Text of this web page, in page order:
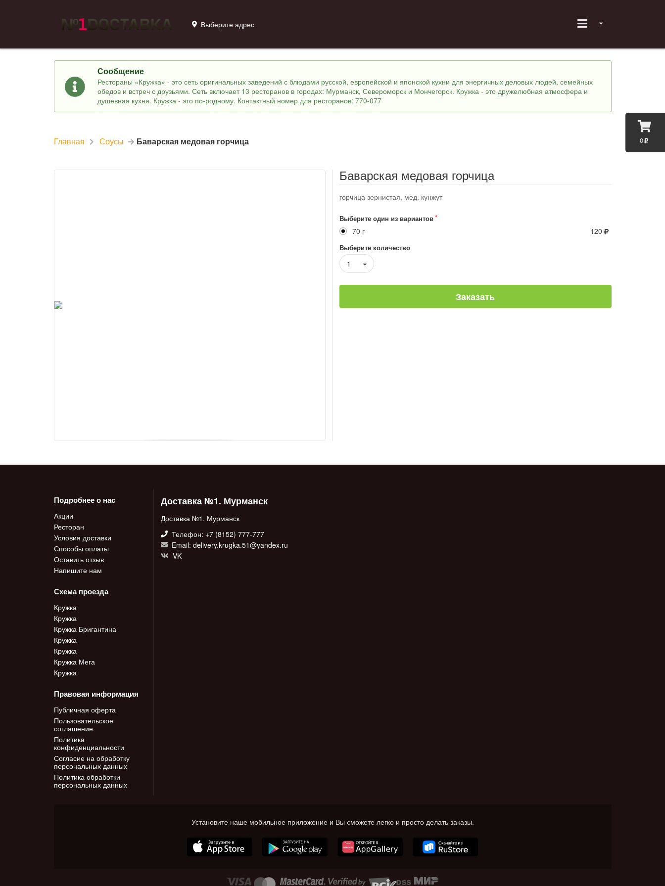
0
Выберите адрес
Сообщение
Рестораны «Кружка» - это сеть оригинальных заведений с блюдами русской, европейской и японской кухни для энергичных деловых людей, семейных
обедов и встреч с друзьями. Сеть включает 13 ресторанов в городах: Мурманск, Североморск и Мончегорск. Кружка - это дружелюбная атмосфера и
душевная кухня. Кружка - это по-родному. Контактный номер для ресторанов: 770-077
Главная Соусы Баварская медовая горчица
Баварская медовая горчица
горчица зернистая, мед, кунжут
Выберите один из вариантов
70 г 120
Выберите количество
1
Заказать
Подробнее о нас
Акции
Ресторан
Условия доставки
Способы оплаты
Оставить отзыв
Напишите нам
Схема проезда
Кружка
Кружка
Кружка Бригантина
Кружка
Кружка
Кружка Мега
Кружка
Правовая информация
Публичная оферта
Пользовательское
соглашение
Политика
конфиденциальности
Согласие на обработку
персональных данных
Политика обработки
персональных данных
Доставка №1. Мурманск
Доставка №1. Мурманск
Телефон: +7 (8152) 777-777
Email: delivery.krugka.51@yandex.ru
VK
Установите наше мобильное приложение и Вы сможете легко и просто делать заказы.